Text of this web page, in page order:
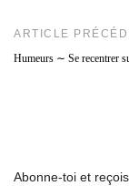
ARTICLE
Humeurs ∼ Se recentrer
Abonne-toi et